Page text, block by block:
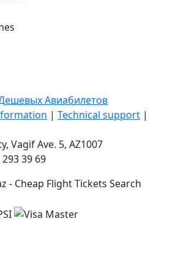
| Technical support |
Vagif Ave. 5, AZ1007
39 69
- Cheap Flight Tickets Search